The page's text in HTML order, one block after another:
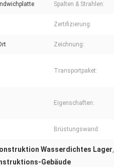
Spalten & Strahlen:
Zertifizierung:
Zeichnung:
Transportpaket:
Eigenschaften:
Brüstungswand:
Wasserdichtes Lager,
Gebäude